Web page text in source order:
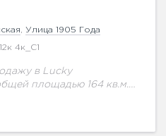
Улица 1905 Года
4к_С1
в Lucky
площадью 164 кв.м.
Пресненском районе,